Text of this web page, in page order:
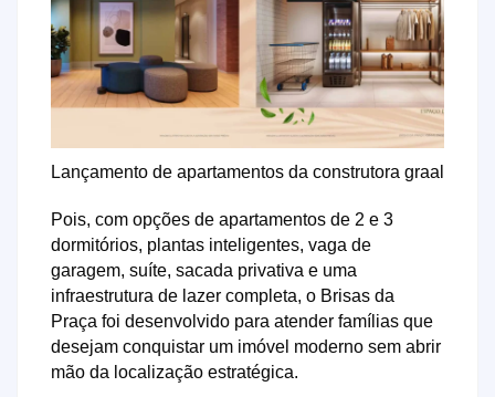
Lançamento de apartamentos da construtora graal
Pois, com opções de apartamentos de 2 e 3
dormitórios, plantas inteligentes, vaga de
garagem, suíte, sacada privativa e uma
infraestrutura de lazer completa, o Brisas da
Praça foi desenvolvido para atender famílias que
desejam conquistar um imóvel moderno sem abrir
mão da localização estratégica.